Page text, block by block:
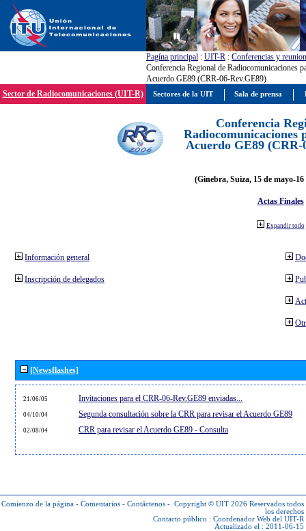
Pagína principal : UIT-R : Conferencias y
Conferencia Regional de Radiocomunicaciones
Acuerdo GE89 (CRR-06-Rev.GE89)
Sector de Radiocomunicaciones (UIT-R)
Conferencia
Radiocomunicaciones
Acuerdo GE89 (CRR-
(Ginebra, Suiza, 15 de mayo-
Actas Finales
Expandir todo
Información general
Inscripción de delegados
[Newsflashes]
21/06/05 Invitaciones para el CRR-06-Rev.GE89 enviadas...
04/10/04 Segunda consultación sobre la CRR para revisar el Acuerdo GE89
02/08/04 CRR para revisar el Acuerdo GE89 - Consulta
Comienzo de la página - Comentarios - Contáctenos - Copyright © UIT 2026 Reservados todos
los derechos
Contacto público : Coordenador Web del UIT-R
Actualizado el : 2011-06-15
Sectores de la UIT Sala de prensa